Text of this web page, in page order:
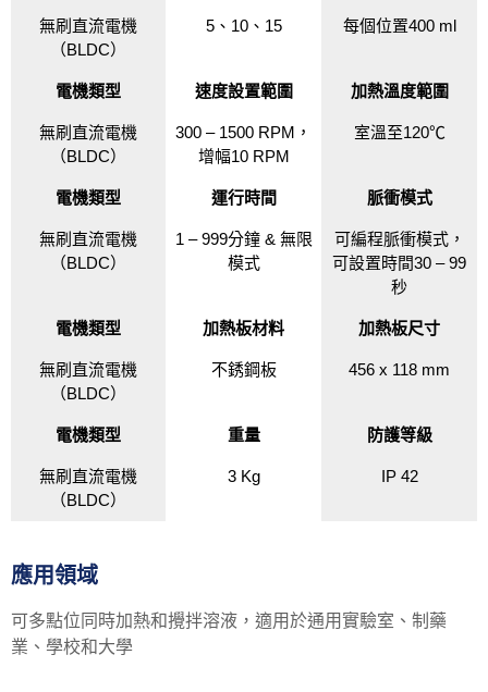
無刷直流電機
（BLDC）
5、10、15 每個位置400 ml
電機類型 速度設置範圍 加熱溫度範圍
無刷直流電機
（BLDC）
300 – 1500 RPM，
增幅10 RPM
室溫至120℃
電機類型 運行時間 脈衝模式
無刷直流電機
（BLDC）
1 – 999分鐘 & 無限
模式
可編程脈衝模式，
可設置時間30 – 99
秒
電機類型 加熱板材料 加熱板尺寸
無刷直流電機
（BLDC）
不銹鋼板 456 x 118 mm
電機類型 重量 防護等級
無刷直流電機
（BLDC）
3 Kg IP 42
應用領域
可多點位同時加熱和攪拌溶液，適用於通用實驗室、制藥
業、學校和大學